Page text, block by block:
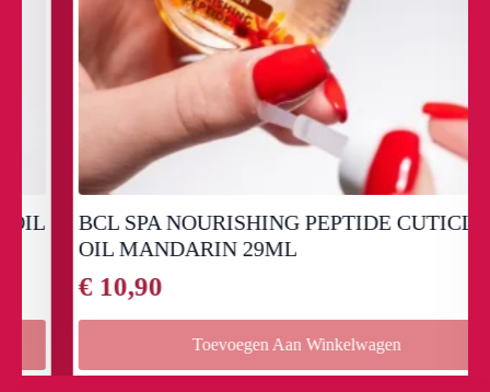
BCL SPA NOURISHING PEPTIDE CUTICLE
OIL MANDARIN 29ML
10,90
Toevoegen Aan Winkelwagen